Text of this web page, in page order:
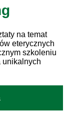
na temat
eterycznych
szkoleniu
unikalnych